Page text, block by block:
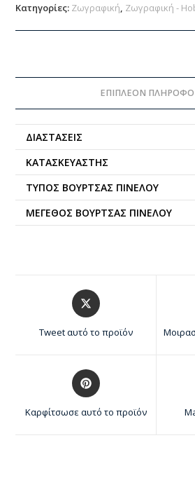
Κατηγορίες: Ζωγραφική, Ζωγραφική -
ΕΠΙΠΛΈΟΝ
ΔΙΑΣΤΆΣΕΙΣ
ΚΑΤΑΣΚΕΥΑΣΤΉΣ
ΤΎΠΟΣ ΒΟΎΡΤΣΑΣ ΠΙΝΈΛΟΥ
ΜΈΓΕΘΟΣ ΒΟΎΡΤΣΑΣ ΠΙΝΈΛΟΥ
Tweet αυτό το προϊόν
Καρφίτσωσε αυτό το προϊόν